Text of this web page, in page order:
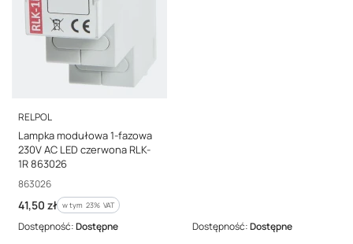
PRODUCENT
RELPOL
Lampka modułowa 1-fazowa
230V AC LED czerwona RLK-
1R 863026
Kod producenta
863026
Cena brutto
41,50 zł w tym %s VAT
w tym 23% VAT
Dostępność:Dostępne Dostępność:Dostępne